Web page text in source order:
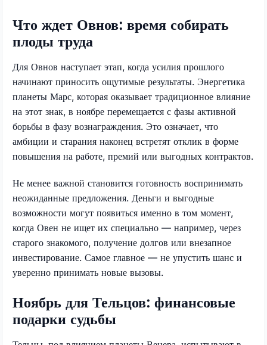
Что ждет Овнов: время собирать
плоды труда
Для Овнов наступает этап, когда усилия прошлого
начинают приносить ощутимые результаты. Энергетика
планеты Марс, которая оказывает традиционное влияние
на этот знак, в ноябре перемещается с фазы активной
борьбы в фазу вознаграждения. Это означает, что
амбиции и старания наконец встретят отклик в форме
повышения на работе, премий или выгодных контрактов.
Не менее важной становится готовность воспринимать
неожиданные предложения. Деньги и выгодные
возможности могут появиться именно в том момент,
когда Овен не ищет их специально — например, через
старого знакомого, получение долгов или внезапное
инвестирование. Самое главное — не упустить шанс и
уверенно принимать новые вызовы.
Ноябрь для Тельцов: финансовые
подарки судьбы